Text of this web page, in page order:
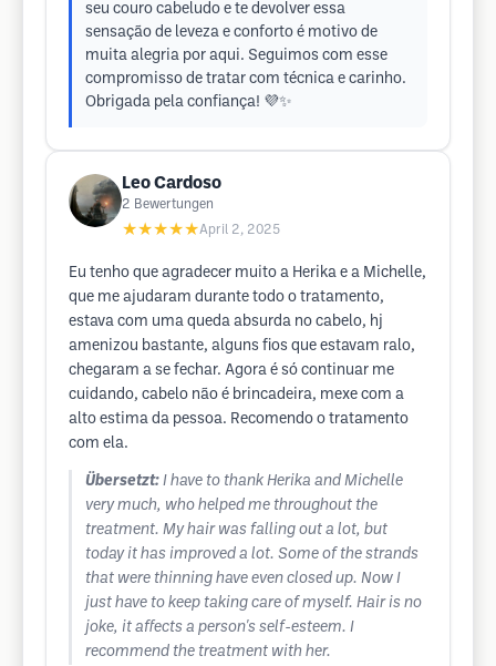
seu couro cabeludo e te devolver essa
sensação de leveza e conforto é motivo de
muita alegria por aqui. Seguimos com esse
compromisso de tratar com técnica e carinho.
Obrigada pela confiança! 💜✨
Leo Cardoso
2 Bewertungen
★★★★★April 2, 2025
Eu tenho que agradecer muito a Herika e a Michelle,
que me ajudaram durante todo o tratamento,
estava com uma queda absurda no cabelo, hj
amenizou bastante, alguns fios que estavam ralo,
chegaram a se fechar. Agora é só continuar me
cuidando, cabelo não é brincadeira, mexe com a
alto estima da pessoa. Recomendo o tratamento
com ela.
Übersetzt: I have to thank Herika and Michelle
very much, who helped me throughout the
treatment. My hair was falling out a lot, but
today it has improved a lot. Some of the strands
that were thinning have even closed up. Now I
just have to keep taking care of myself. Hair is no
joke, it affects a person's self-esteem. I
recommend the treatment with her.